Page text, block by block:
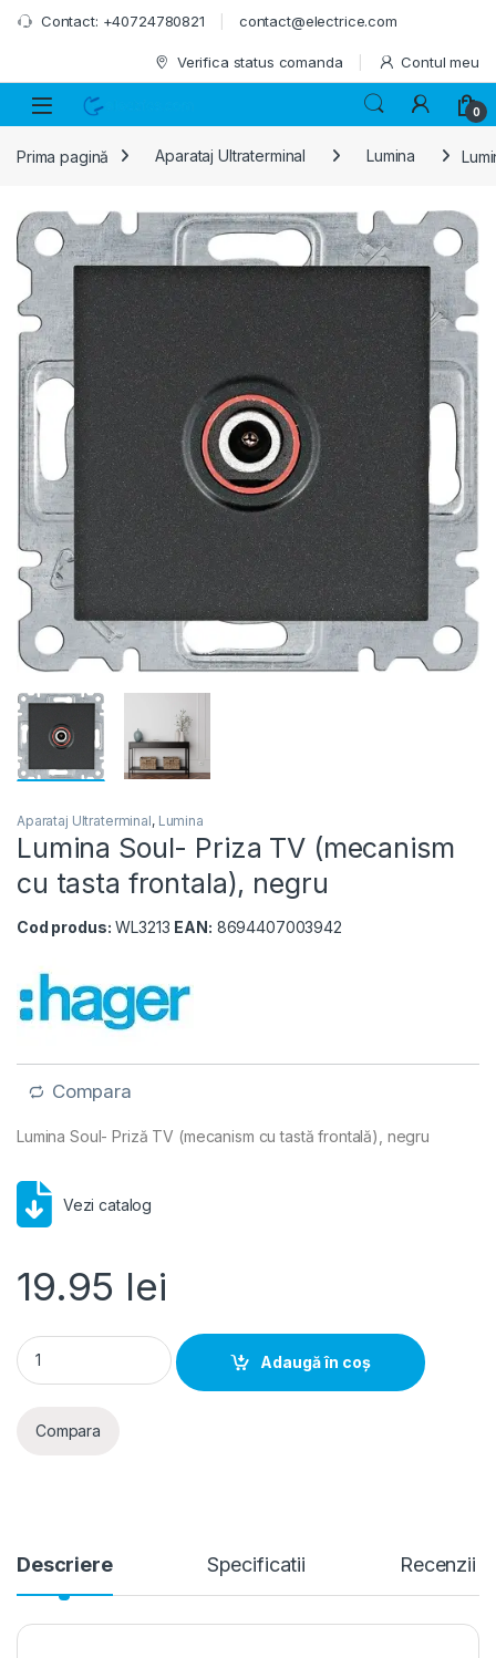
Skip to navigation
Skip to content
Contact: +40724780821 contact@electrice.com
Verifica status comanda Contul meu
0
Prima pagină Aparataj Ultraterminal Lumina
Aparataj Ultraterminal, Lumina
Lumina Soul- Priza TV (mecanism
cu tasta frontala), negru
Cod produs: WL3213 EAN: 8694407003942
Compara
Lumina Soul- Priză TV (mecanism cu tastă frontală), negru
Vezi catalog
19.95 lei
Lumina Soul- Priza TV (mecanism cu tasta frontala), negru
Adaugă în coș
Compara
Descriere Specificatii Recenzii